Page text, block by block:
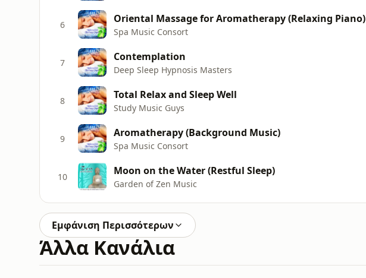
6 Oriental Massage for Aromatherapy (Relaxing Piano)
Spa Music Consort
7 Contemplation
Deep Sleep Hypnosis Masters
8 Total Relax and Sleep Well
Study Music Guys
9 Aromatherapy (Background Music)
Spa Music Consort
10 Moon on the Water (Restful Sleep)
Garden of Zen Music
Εμφάνιση Περισσότερων
Άλλα Κανάλια